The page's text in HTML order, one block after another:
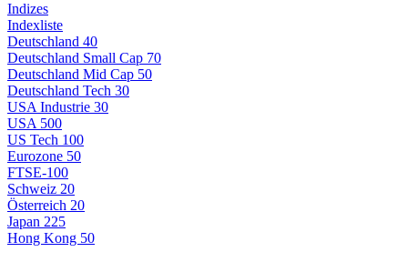
Indizes
Indexliste
Deutschland 40
Deutschland Small Cap 70
Deutschland Mid Cap 50
Deutschland Tech 30
USA Industrie 30
USA 500
US Tech 100
Eurozone 50
FTSE-100
Schweiz 20
Österreich 20
Japan 225
Hong Kong 50